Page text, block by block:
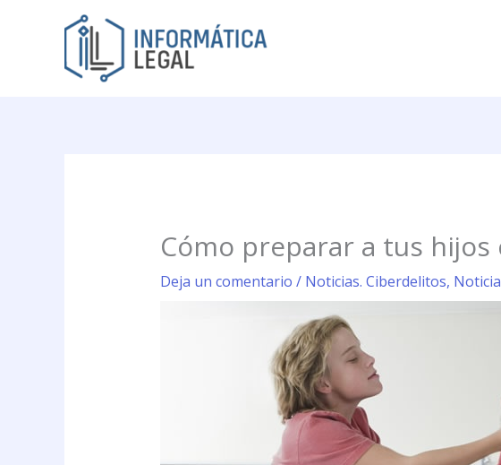
Cómo preparar a tus hijos
Deja un comentario / Noticias. Ciberdelitos,